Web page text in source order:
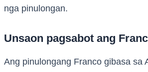
nga pinulongan.
Unsaon pagsabot ang
Ang pinulongang Franco gibasa sa